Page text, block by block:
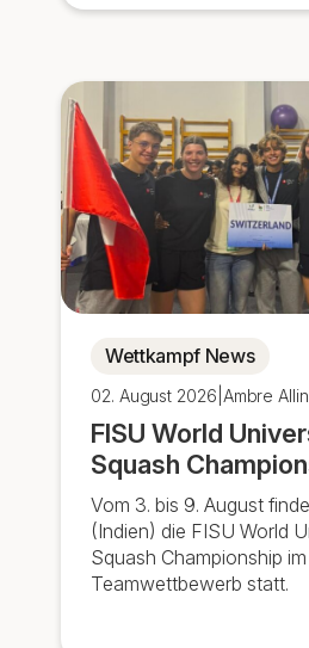
Wettkampf News
02. August 2026 Ambre
FISU World
Squash
Vom 3. bis 9. August
(Indien) die FISU World
Squash Championship
Teamwettbewerb statt.